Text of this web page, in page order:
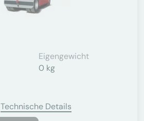
Eigengewicht
0 kg
Technische Details